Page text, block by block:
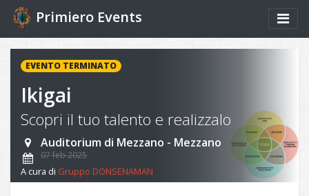
Primiero Events
EVENTO TERMINATO
Ikigai
Scopri il tuo talento e realizzalo
Auditorium di Mezzano - Mezzano
07 feb 2025
A cura di Gruppo DONSENAMAN